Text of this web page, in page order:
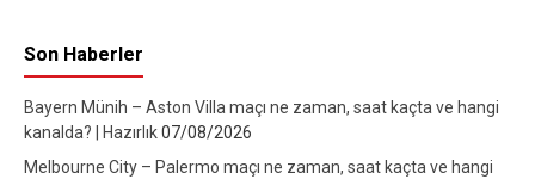
Son Haberler
Bayern Münih – Aston Villa maçı ne zaman, saat kaçta ve hangi
kanalda? | Hazırlık07/08/2026
Melbourne City – Palermo maçı ne zaman, saat kaçta ve hangi